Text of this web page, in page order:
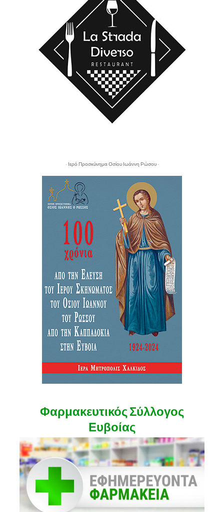
- Ιερό Προσκύνημα Οσίου Ιωάννη Ρώσου -
Φαρμακευτικός Σύλλογος
Ευβοίας